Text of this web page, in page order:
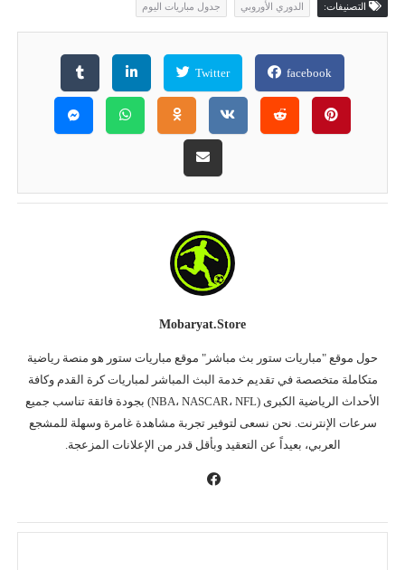
التصنيفات: الدوري الأوروبي جدول مباريات اليوم
facebook
Twitter
Mobaryat.store
حول موقع "مباريات ستور بث مباشر" موقع مباريات ستور هو منصة رياضية
متكاملة متخصصة في تقديم خدمة البث المباشر لمباريات كرة القدم وكافة
الأحداث الرياضية الكبرى (NBA، NASCAR، NFL) بجودة فائقة تناسب جميع
سرعات الإنترنت. نحن نسعى لتوفير تجربة مشاهدة غامرة وسهلة للمشجع
العربي، بعيداً عن التعقيد وبأقل قدر من الإعلانات المزعجة.